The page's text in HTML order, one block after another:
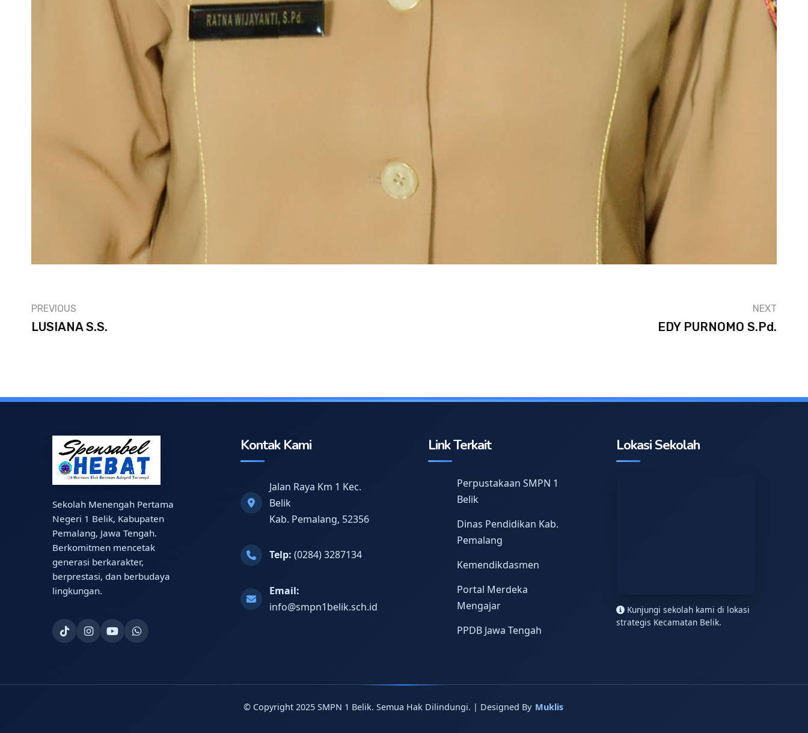
PREVIOUS
LUSIANA S.S.
NEXT
EDY PURNOMO S.Pd.
Sekolah Menengah Pertama
Negeri 1 Belik, Kabupaten
Pemalang, Jawa Tengah.
Berkomitmen mencetak
generasi berkarakter,
berprestasi, dan berbudaya
lingkungan.
Kontak Kami
Jalan Raya Km 1 Kec.
Belik
Kab. Pemalang, 52356
Telp: (0284) 3287134
Email:
info@smpn1belik.sch.id
Link Terkait
Perpustakaan SMPN 1
Belik
Dinas Pendidikan Kab.
Pemalang
Kemendikdasmen
Portal Merdeka
Mengajar
PPDB Jawa Tengah
Lokasi Sekolah
Kunjungi sekolah kami di lokasi
strategis Kecamatan Belik.
© Copyright 2025 SMPN 1 Belik. Semua Hak Dilindungi. | Designed By Muklis